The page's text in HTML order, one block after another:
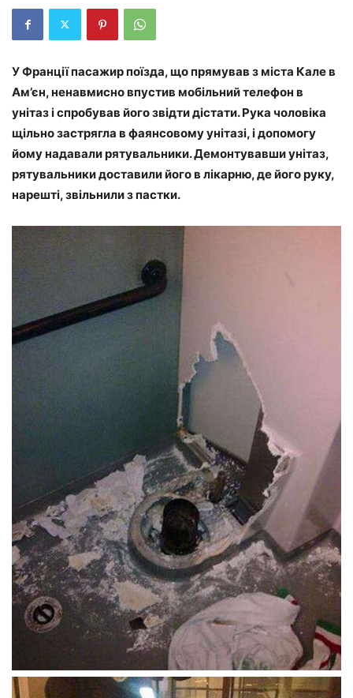
У Франції пасажир поїзда, що прямував з міста Кале в
Ам’єн, ненавмисно впустив мобільний телефон в
унітаз і спробував його звідти дістати. Рука чоловіка
щільно застрягла в фаянсовому унітазі, і допомогу
йому надавали рятувальники. Демонтувавши унітаз,
рятувальники доставили його в лікарню, де його руку,
нарешті, звільнили з пастки.